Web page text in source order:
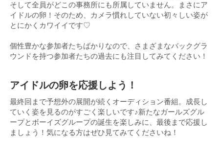
そして全員がどこの事務所にも所属していません。まさにア
イドルの卵！そのため、カメラ慣れしていない初々しい姿が
とにかくカワイイです♡
個性豊かな参加者たちばかりなので、さまざまなバックグラ
ウンドを持つ参加者たちの過去にも注目してみてください！
アイドルの卵を応援しよう！
最終回まで予想外の展開が続くオーディション番組。成長し
ていく姿を見るのがすごく楽しいです♪新たなガールズグル
ープとボーイズグループの誕生を楽しみに、最後まで応援し
ましょう！気になる方はぜひ見てみてくださいね！